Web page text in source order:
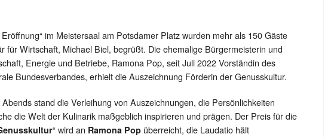
im Meistersaal am Potsdamer Platz wurden mehr als 150 Gäste
für Wirtschaft, Michael Biel, begrüßt. Die ehemalige Bürgermeisterin und
Energie und Betriebe, Ramona Pop, seit Juli 2022 Vorständin des
Bundesverbandes, erhielt die Auszeichnung Förderin der Genusskultur.
stand die Verleihung von Auszeichnungen, die Persönlichkeiten
die Welt der Kulinarik maßgeblich inspirieren und prägen. Der Preis für die
“ wird an Ramona Pop überreicht, die Laudatio hält